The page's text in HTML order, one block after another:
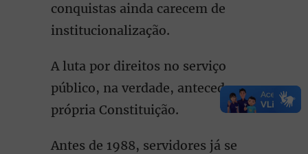
conquistas ainda carecem de
institucionalização.
A luta por direitos no serviço
público, na verdade, antecede a
própria Constituição.
Antes de 1988, servidores já se